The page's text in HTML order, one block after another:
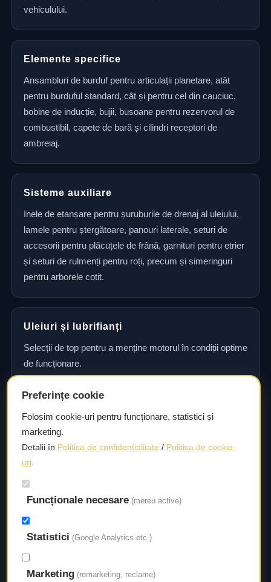
vehiculului.
Elemente specifice
Ansambluri de burduf pentru articulații planetare, atât
pentru burduful standard, cât și pentru cel din cauciuc,
bobine de inducție, bujii, busoane pentru rezervorul de
combustibil, capete de bară și cilindri receptori de
ambreiaj.
Sisteme auxiliare
Inele de etanșare pentru șuruburile de drenaj al uleiului,
lamele pentru ștergătoare, panouri laterale, seturi de
accesorii pentru plăcuțele de frână, garnituri pentru etrier
și seturi de rulmenți pentru roți, precum și simeringuri
pentru arborele cotit.
Uleiuri și lubrifianți
Selecții de top pentru a menține motorul în condiții optime
de funcționare.
Consultanță și asistență tehnică
Consultanță și asistență tehnică pentru alegerea pieselor
potrivite și efectuarea reparațiilor sau întreținerii corecte.
Livrare rapidă
Asigurăm un timp de livrare scurt, astfel încât să aveți
acces la piesele necesare fără întârzieri.
Preferințe cookie
Folosim cookie-uri pentru funcționare, statistici și
marketing.
Detalii în Politica de confidențialitate / Politica de cookie-
uri.
Funcționale necesare (mereu active)
Statistici (Google Analytics etc.)
Marketing (remarketing, reclame)